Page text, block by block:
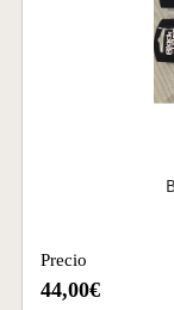
Precio
44,00€